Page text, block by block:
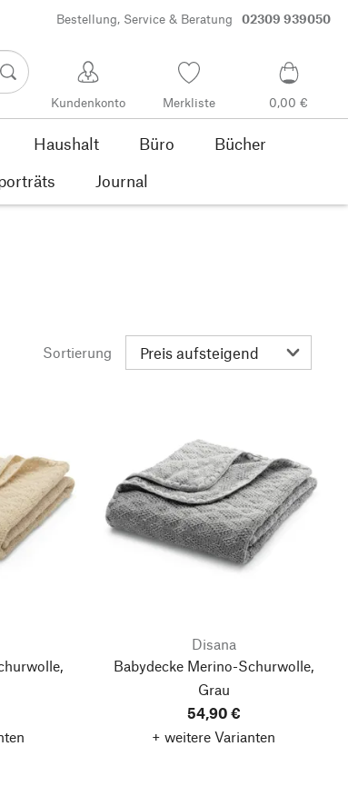
Bestellung, Service & Beratung 02309 939050
Kundenkonto Merkliste 0,00 €
Haushalt Büro
Bücher
Journal
Sortierung
Disana
Babydecke Merino-Schurwolle,
Grau
54,90 €
+ weitere Varianten